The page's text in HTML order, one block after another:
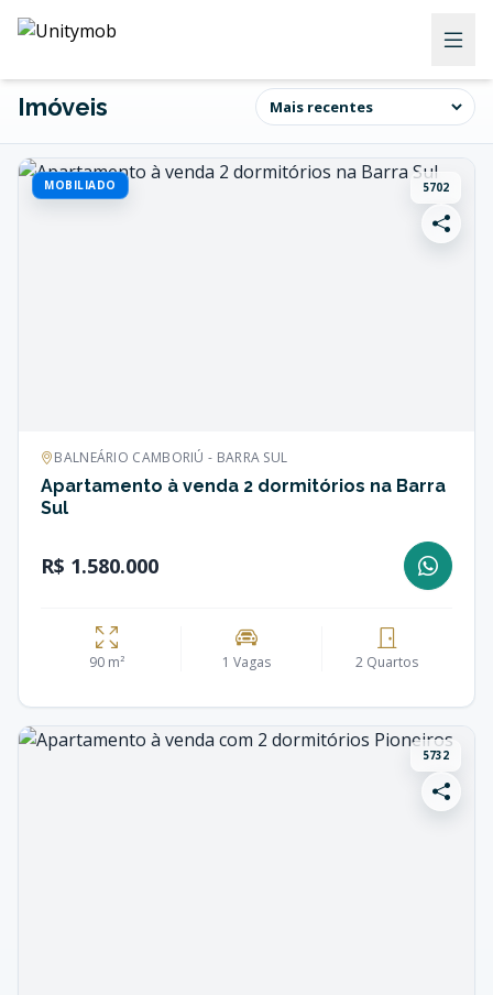
Imóveis
MOBILIADO 5702
BALNEÁRIO CAMBORIÚ - BARRA SUL
Apartamento à venda 2 dormitórios na Barra
Sul
R$ 1.580.000
90 m² 1 Vagas 2 Quartos
5732